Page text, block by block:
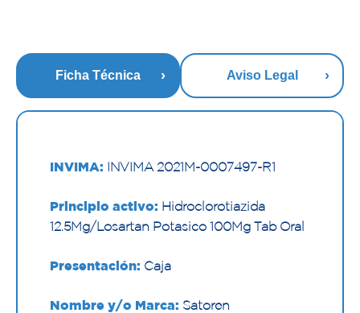
Ficha Técnica Aviso Legal
INVIMA: INVIMA 2021M-0007497-R1
Principio activo: Hidroclorotiazida
12.5Mg/Losartan Potasico 100Mg Tab Oral
Presentación: Caja
Nombre y/o Marca: Satoren